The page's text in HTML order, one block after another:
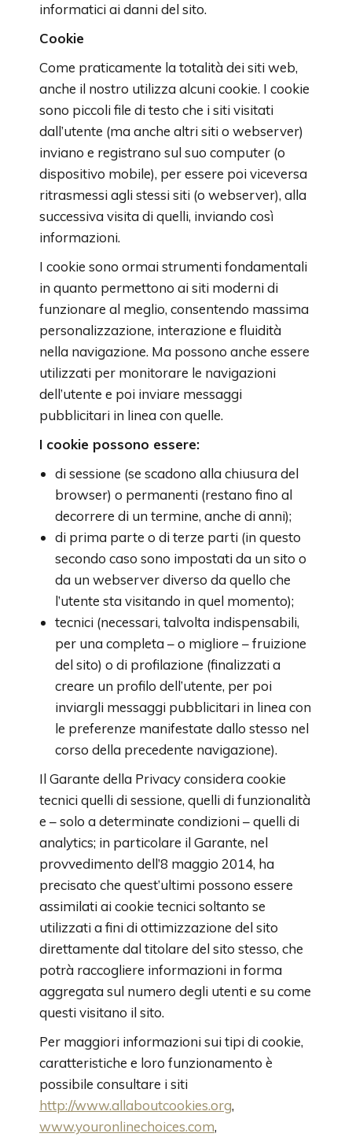
informatici ai danni del sito.
Cookie
Come praticamente la totalità dei siti web,
anche il nostro utilizza alcuni cookie. I cookie
sono piccoli file di testo che i siti visitati
dall’utente (ma anche altri siti o webserver)
inviano e registrano sul suo computer (o
dispositivo mobile), per essere poi viceversa
ritrasmessi agli stessi siti (o webserver), alla
successiva visita di quelli, inviando così
informazioni.
I cookie sono ormai strumenti fondamentali
in quanto permettono ai siti moderni di
funzionare al meglio, consentendo massima
personalizzazione, interazione e fluidità
nella navigazione. Ma possono anche essere
utilizzati per monitorare le navigazioni
dell’utente e poi inviare messaggi
pubblicitari in linea con quelle.
I cookie possono essere:
di sessione (se scadono alla chiusura del
browser) o permanenti (restano fino al
decorrere di un termine, anche di anni);
di prima parte o di terze parti (in questo
secondo caso sono impostati da un sito o
da un webserver diverso da quello che
l’utente sta visitando in quel momento);
tecnici (necessari, talvolta indispensabili,
per una completa – o migliore – fruizione
del sito) o di profilazione (finalizzati a
creare un profilo dell’utente, per poi
inviargli messaggi pubblicitari in linea con
le preferenze manifestate dallo stesso nel
corso della precedente navigazione).
Il Garante della Privacy considera cookie
tecnici quelli di sessione, quelli di funzionalità
e – solo a determinate condizioni – quelli di
analytics; in particolare il Garante, nel
provvedimento dell’8 maggio 2014, ha
precisato che quest’ultimi possono essere
assimilati ai cookie tecnici soltanto se
utilizzati a fini di ottimizzazione del sito
direttamente dal titolare del sito stesso, che
potrà raccogliere informazioni in forma
aggregata sul numero degli utenti e su come
questi visitano il sito.
Per maggiori informazioni sui tipi di cookie,
caratteristiche e loro funzionamento è
possibile consultare i siti
http://www.allaboutcookies.org,
www.youronlinechoices.com,